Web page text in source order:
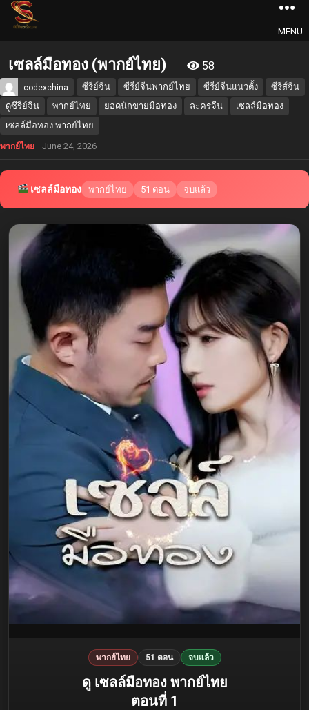
MENU
เซลล์มือทอง (พากย์ไทย) 58
codexchina ซีรี่ย์จีน ซีรี่ย์จีนพากย์ไทย ซีรี่ย์จีนแนวตั้ง
ซีรีส์จีน
ดูซีรี่ย์จีน
พากย์ไทย ยอดนักขายมือทอง ละครจีน
เซลล์มือทอง
เซลล์มือทอง พากย์ไทย
พากย์ไทย June 24, 2026
เซลล์มือทอง พากย์ไทย 51 ตอน จบแล้ว
พากย์ไทย 51 ตอน จบแล้ว
ดู เซลล์มือทอง พากย์ไทย
ตอนที่ 1